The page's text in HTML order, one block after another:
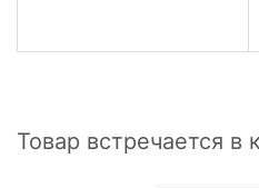
Товар встречается в